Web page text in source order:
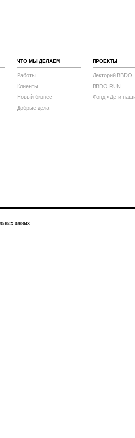
ЧТО МЫ ДЕЛАЕМ
Работы
Клиенты
Новый бизнес
Добрые дела
ПРОЕКТЫ
Лекторий BBDO
BBDO RUN
Фонд «Дети
данных